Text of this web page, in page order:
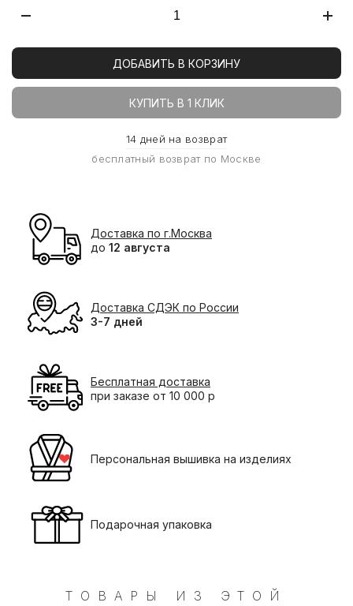
ДОБАВИТЬ В КОРЗИНУ
КУПИТЬ В 1 КЛИК
14 дней на возврат
бесплатный возврат по Москве
Доставка по г.Москва
до 12 августа
Доставка СДЭК по России
3-7 дней
Бесплатная доставка
при заказе от 10 000 р
Персональная вышивка на изделиях
Подарочная упаковка
ТОВАРЫ ИЗ ЭТОЙ